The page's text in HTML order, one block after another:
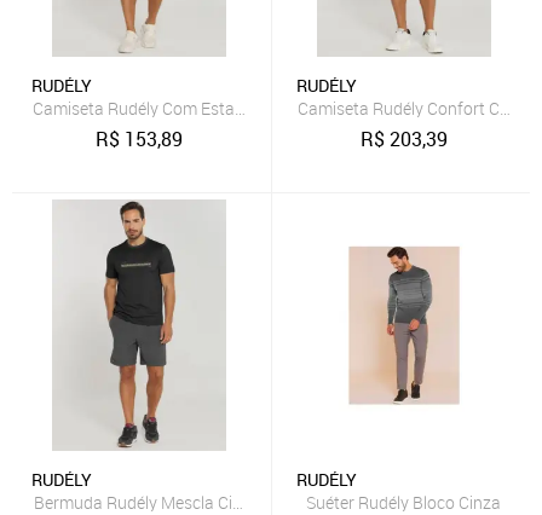
RUDÉLY
Camiseta Rudély Com Estampa Cinza
R$ 153,89
RUDÉLY
Camiseta Rudély Confort Cinza
R$203,39
RUDÉLY
Bermuda Rudély Mescla Cinza
RUDÉLY
Suéter Rudély Bloco Cinza